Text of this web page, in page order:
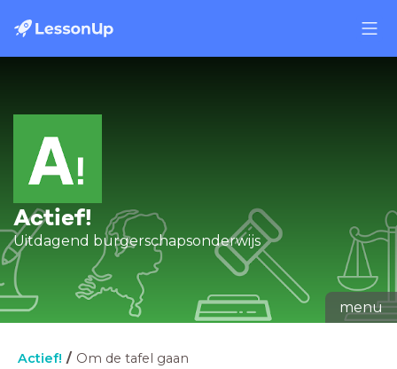
Actief!
Uitdagend burgerschapsonderwijs
menu
Actief! Om de tafel gaan